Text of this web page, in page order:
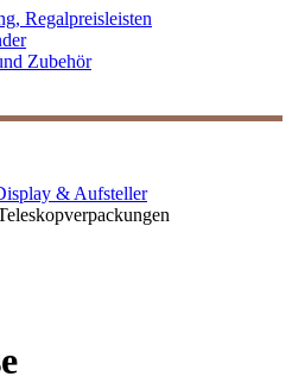
Regalpreisleisten
Zubehör
& Aufsteller